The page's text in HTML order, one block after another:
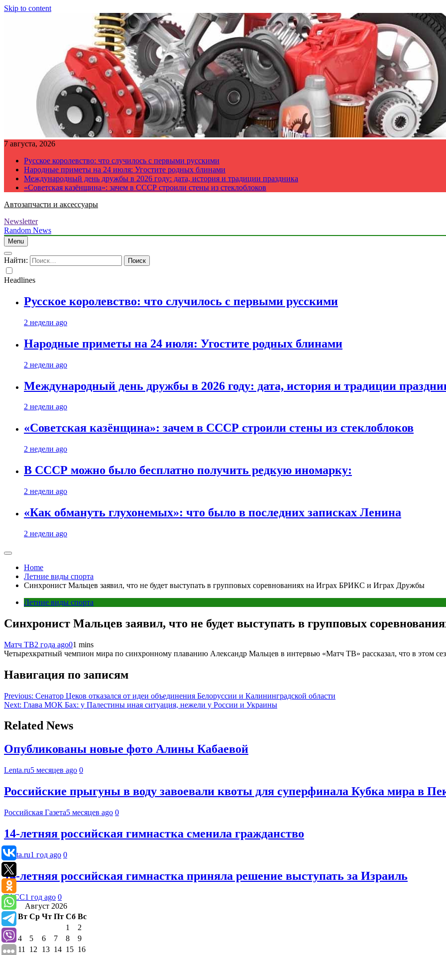
Skip to content
7 августа, 2026
Русское королевство: что случилось с первыми русскими
Народные приметы на 24 июля: Угостите родных блинами
Международный день дружбы в 2026 году: дата, история и традиции праздника
«Советская казёнщина»: зачем в СССР строили стены из стеклоблоков
Автозапчасти и аксессуары
Newsletter
Random News
Menu
Найти:
Headlines
Русское королевство: что случилось с первыми русскими
2 недели ago
Народные приметы на 24 июля: Угостите родных блинами
2 недели ago
Международный день дружбы в 2026 году: дата, история и традиции
2 недели ago
«Советская казёнщина»: зачем в СССР строили стены из стеклоблоков
2 недели ago
В СССР можно было бесплатно получить редкую иномарку:
2 недели ago
«Как обмануть глухонемых»: что было в последних записках Ленина
2 недели ago
Home
Летние виды спорта
Синхронист Мальцев заявил, что не будет выступать в групповых соревнованиях на Играх БРИКС и Играх Дружбы
Летние виды спорта
Синхронист Мальцев заявил, что не будет выступать в групповых
Матч ТВ2 года ago01 mins
Четырехкратный чемпион мира по синхронному плаванию Александр Мальцев в интервью «Матч ТВ» рассказал, что в этом
Навигация по записям
Previous: Сенатор Цеков отказался от идеи объединения Белоруссии и Калининградской области
Next: Глава МОК Бах: у Палестины иная ситуация, нежели у России и Украины
Related News
Опубликованы новые фото Алины Кабаевой
Lenta.ru5 месяцев ago 0
Российские прыгуны в воду завоевали квоты для суперфинала Кубка мира в
Российская Газета5 месяцев ago 0
14-летняя российская гимнастка сменила гражданство
Lenta.ru1 год ago 0
14-летняя российская гимнастка приняла решение выступать за Израиль
ТАСС1 год ago 0
Август 2026
Пн Вт Ср Чт Пт Сб Вс
1
2
3
4 5 6 7 8
9
10 11 12 13 14 15 16